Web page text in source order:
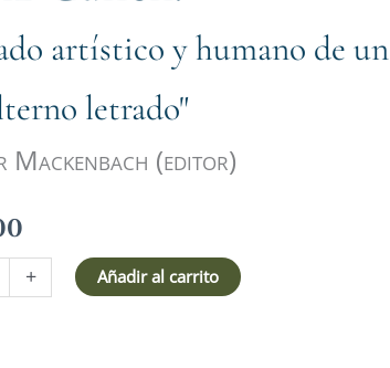
artístico y humano de un
letrado"
Mackenbach (editor)
+ Añadir al carrito